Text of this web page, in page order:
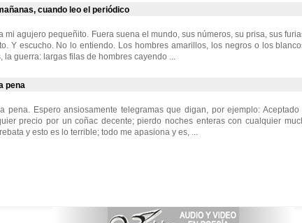
cuando leo el periódico
mi agujero pequeñito. Fuera suena el mundo, sus números, su prisa, sus
Y escucho. No lo entiendo. Los hombres amarillos, los negros o los
la guerra: largas filas de hombres cayendo ...
pena
pena. Espero ansiosamente telegramas que digan, por ejemplo:
precio por un coñac decente; pierdo noches enteras con cualquier
y esto es lo terrible; todo me apasiona y es, ...